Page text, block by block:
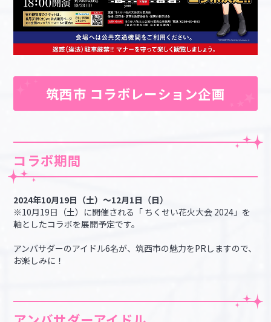
筑西市 コラボレーション企画
コラボ期間
2024年10月19日（土）～12月1日（日）
※10月19日（土）に開催される「 ちくせい花火大会 2024」を
軸としたコラボを展開予定です。
アンバサダーのアイドル6名が、筑西市の魅力をPRしますので、
お楽しみに！